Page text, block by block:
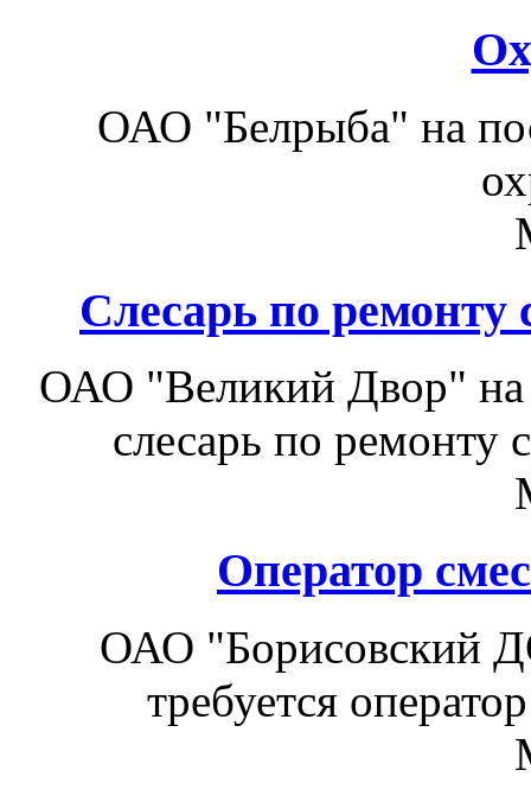
ОАО "Белрыба" на
Слесарь по
ОАО "Великий Двор" на
слесарь по ремонту
Оператор
ОАО "Борисовский
требуется